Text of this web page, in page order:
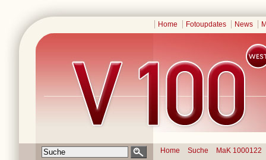
Home Fotoupdates News
Home Suche MaK 1000122